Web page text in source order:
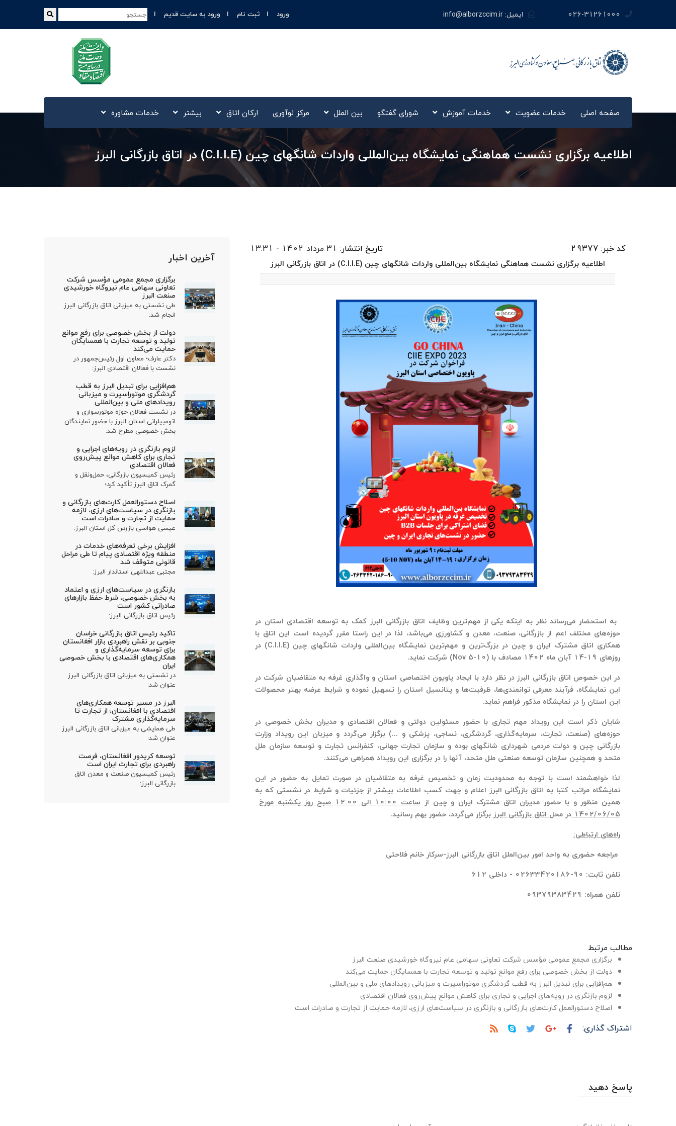
026-31261000 ایمیل:info@alborzccim.ir ورود ثبت نام ورود به سایت قدیم
صفحه اصلی خدمات عضویت خدمات آموزش شورای گفتگو بین الملل مرکز نوآوری‌ ارکان اتاق بیشتر خدمات مشاوره
اطلاعیه برگزاری نشست هماهنگی نمایشگاه بین‌المللی واردات شانگهای چین (C.I.I.E) در اتاق بازرگانی البرز
کد خبر: 29377 تاریخ انتشار: 31 مرداد 1402 - 13:31
اطلاعیه برگزاری نشست هماهنگی نمایشگاه بین‌المللی واردات شانگهای چین (C.I.I.E) در اتاق بازرگانی البرز
به استحضار می‌رساند نظر به اینکهیکی از مهم‌ترین وظایف اتاق بازرگانی البرز کمک به توسعه اقتصادی استان در
حوزه‌های مختلف اعم از بازرگانی، صنعت، معدن و کشاورزی می‌باشد، لذا در این راستا مقرر گردیده است این اتاق با
همکاری اتاق مشترک ایران و چین در بزرگ‌ترین و مهم‌ترین نمایشگاه بین‌المللی واردات شانگهای چین (C.I.I.E
) در
روزهای 19-14 آبان ماه 1402 مصادف با (
Nov 5-10
) شرکت نماید.
در این خصوص اتاق بازرگانی البرز در نظر دارد با ایجاد پاویون اختصاصی استان و واگذاری غرفه به متقاضیان شرکت در
این نمایشگاه، فرآیند معرفی توانمندی‌ها، ظرفیت‌ها و پتانسیل استان را تسهیل نموده و شرایط عرضه بهتر محصولات
این استان را در نمایشگاه مذکور فراهم نماید.
شایان ذکر است این رویداد مهم تجاری با حضور مسئولین دولتی و فعالان اقتصادی و مدیران بخش خصوصی در
حوزه‌های (صنعت، تجارت، سرمایه‌گذاری، گردشگری، نساجی، پزشکی و ...) برگزار می‌گردد ومیزبان این رویداد وزارت
بازرگانی چین و دولت مردمی شهرداری شانگهای بوده و سازمان تجارت جهانی، کنفرانس تجارت و توسعه سازمان ملل
متحد و همچنین سازمان توسعه صنعتی ملل متحد، آنها را در برگزاری این رویداد همراهی می‌کنند.
لذا خواهشمند است با توجه به محدودیت زمان و تخصیص غرفه به متقاضیان در صورت تمایل به حضور در این
نمایشگاه مراتب کتبا به اتاق بازرگانی البرز اعلام و جهت کسب اطلاعات بیشتر از جزئیات و شرایط در نشستی که به
همین منظور و با حضور مدیران اتاق مشترک ایران و چین از
ساعت 10:00 الی 12:00 صبح روز یکشنبه مورخ
1402/06/05 در محلاتاق بازرگانی البرز برگزار می‌گردد، حضور بهم رسانید.
راه‌های ارتباطی:
مراجعه حضوری به واحد امور بین‌الملل اتاق بازرگانی البرز-سرکار خانم فلاحتی
تلفن ثابت: 90-02633420186 - داخلی 612
تلفن همراه: 09379383429
مطالب مرتبط
برگزاری مجمع عمومی مؤسس شرکت تعاونی سهامی عام نیروگاه خورشیدی صنعت البرز
دولت از بخش خصوصی برای رفع موانع تولید و توسعه تجارت با همسایگان حمایت می‌کند
هم‌افزایی برای تبدیل البرز به قطب گردشگری موتوراسپرت و میزبانی رویدادهای ملی و بین‌المللی
لزوم بازنگری در رویه‌های اجرایی و تجاری برای کاهش موانع پیش‌روی فعالان اقتصادی
اصلاح دستورالعمل کارت‌های بازرگانی و بازنگری در سیاست‌های ارزی، لازمه حمایت از تجارت و صادرات است
اشتراک گذاری:
پاسخ دهید
آخرین اخبار
برگزاری مجمع عمومی مؤسس شرکت
تعاونی سهامی عام نیروگاه خورشیدی
صنعت البرز
طی نشستی به میزبانی اتاق بازرگانی البرز
انجام شد:
دولت از بخش خصوصی برای رفع موانع
تولید و توسعه تجارت با همسایگان
حمایت می‌کند
دکتر عارف؛ معاون اول رئیس‌جمهور در
نشست با فعالان اقتصادی البرز:
هم‌افزایی برای تبدیل البرز به قطب
گردشگری موتوراسپرت و میزبانی
رویدادهای ملی و بین‌المللی
در نشست فعالان حوزه موتورسواری و
اتومبیلرانی استان البرز با حضور نمایندگان
بخش خصوصی مطرح شد:
لزوم بازنگری در رویه‌های اجرایی و
تجاری برای کاهش موانع پیش‌روی
فعالان اقتصادی
رئیس کمیسیون بازرگانی، حمل‌ونقل و
گمرک اتاق البرز تأکید کرد؛
اصلاح دستورالعمل کارت‌های بازرگانی و
بازنگری در سیاست‌های ارزی، لازمه
حمایت از تجارت و صادرات است
عیسی هواسی بازرس کل استان البرز:
افزایش برخی تعرفه‌های خدمات در
منطقه ویژه اقتصادی پیام تا طی مراحل
قانونی متوقف شد
مجتبی عبداللهی استاندار البرز:
بازنگری در سیاست‌های ارزی و اعتماد
به بخش خصوصی، شرط حفظ بازارهای
صادراتی کشور است
رئیس اتاق بازرگانی البرز:
تاکید رئیس اتاق بازرگانی خراسان
جنوبی بر نقش راهبردی بازار افغانستان
برای توسعه سرمایه‌گذاری و
همکاری‌های اقتصادی با بخش خصوصی
ایران
در نشستی به میزبانی اتاق بازرگانی البرز
عنوان شد:
البرز در مسیر توسعه همکاری‌های
اقتصادی با افغانستان؛ از تجارت تا
سرمایه‌گذاری مشترک
طی همایشی به میزبانی اتاق بازرگانی البرز
عنوان شد:
توسعه کریدور افغانستان، فرصت
راهبردی برای تجارت ایران است
رئیس کمیسیون صنعت و معدن اتاق
بازرگانی البرز: